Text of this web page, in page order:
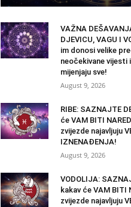
VAŽNA
DJEVICU, VAGU I
im donosi velike
neočekivane vijesti
mijenjaju sve!
August 9, 2026
RIBE: SAZNAJTE
će VAM BITI
zvijezde najavljuju
IZNENAĐENJA!
August 9, 2026
VODOLIJA:
kakav će VAM BITI
zvijezde najavljuju